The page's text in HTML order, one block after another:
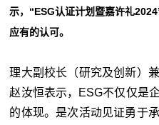
示，“ESG认证计划暨嘉许礼
应有的认可。
理大副校长（研究及创新）
赵汝恒表示，ESG不仅仅是
的体现。是次活动见证勇于